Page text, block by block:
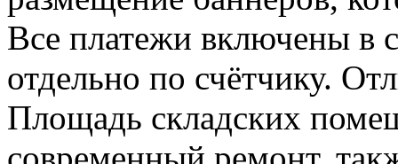
Все платежи включены в
отдельно по счётчику.
Площадь складских